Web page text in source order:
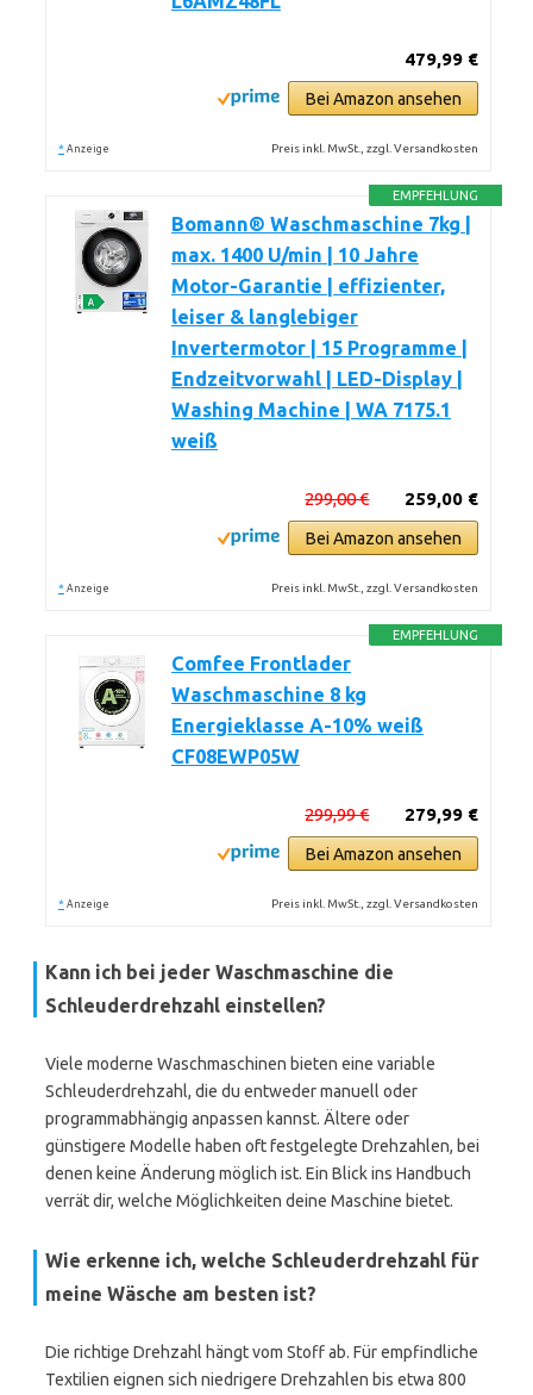
479,99 €
Bei Amazon ansehen
* Anzeige Preis inkl. MwSt., zzgl. Versandkosten
EMPFEHLUNG
Bomann® Waschmaschine 7kg |
max. 1400 U/min | 10 Jahre
Motor-Garantie | effizienter,
leiser & langlebiger
Invertermotor | 15 Programme |
Endzeitvorwahl | LED-Display |
Washing Machine | WA 7175.1
weiß
259,00 €
299,00 €
Bei Amazon ansehen
* Anzeige Preis inkl. MwSt., zzgl. Versandkosten
EMPFEHLUNG
Comfee Frontlader
Waschmaschine 8 kg
Energieklasse A-10% weiß
CF08EWP05W
279,99 €
299,99 €
Bei Amazon ansehen
* Anzeige Preis inkl. MwSt., zzgl. Versandkosten
Kann ich bei jeder Waschmaschine die
Schleuderdrehzahl einstellen?
Viele moderne Waschmaschinen bieten eine variable
Schleuderdrehzahl, die du entweder manuell oder
programmabhängig anpassen kannst. Ältere oder
günstigere Modelle haben oft festgelegte Drehzahlen, bei
denen keine Änderung möglich ist. Ein Blick ins Handbuch
verrät dir, welche Möglichkeiten deine Maschine bietet.
Wie erkenne ich, welche Schleuderdrehzahl für
meine Wäsche am besten ist?
Die richtige Drehzahl hängt vom Stoff ab. Für empfindliche
Textilien eignen sich niedrigere Drehzahlen bis etwa 800